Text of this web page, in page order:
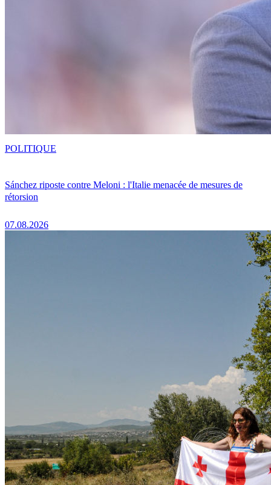
Sánchez riposte contre Meloni : l'Italie menacée de mesures de
rétorsion
07.08.2026
POLITIQUE